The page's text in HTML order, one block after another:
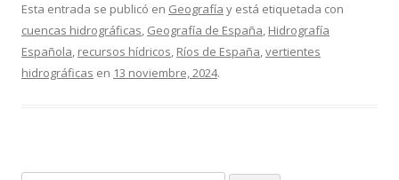
Esta entrada se publicó en Geografía y está etiquetada con
cuencas hidrográficas, Geografía de España, Hidrografía
Española, recursos hídricos, Ríos de España,vertientes
hidrográficas en 13 noviembre, 2024.